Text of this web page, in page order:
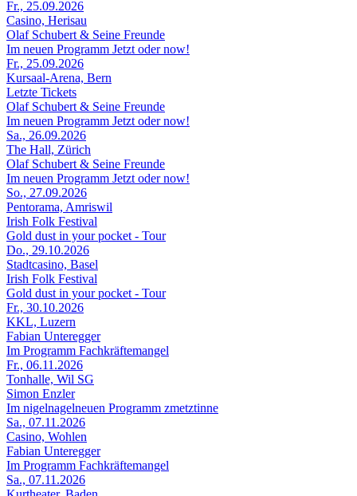
Fr., 25.09.2026
Casino, Herisau
Olaf Schubert & Seine Freunde
Im neuen Programm Jetzt oder now!
Fr., 25.09.2026
Kursaal-Arena, Bern
Letzte Tickets
Olaf Schubert & Seine Freunde
Im neuen Programm Jetzt oder now!
Sa., 26.09.2026
The Hall, Zürich
Olaf Schubert & Seine Freunde
Im neuen Programm Jetzt oder now!
So., 27.09.2026
Pentorama, Amriswil
Irish Folk Festival
Gold dust in your pocket - Tour
Do., 29.10.2026
Stadtcasino, Basel
Irish Folk Festival
Gold dust in your pocket - Tour
Fr., 30.10.2026
KKL, Luzern
Fabian Unteregger
Im Programm Fachkräftemangel
Fr., 06.11.2026
Tonhalle, Wil SG
Simon Enzler
Im nigelnagelneuen Programm zmetztinne
Sa., 07.11.2026
Casino, Wohlen
Fabian Unteregger
Im Programm Fachkräftemangel
Sa., 07.11.2026